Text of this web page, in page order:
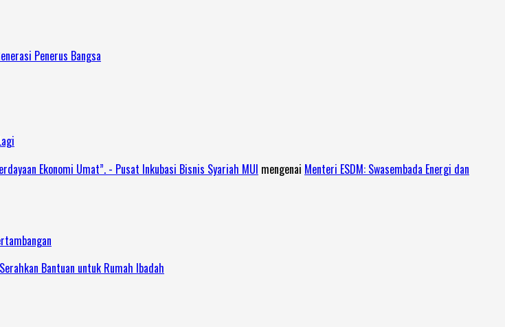
Penerus Bangsa
Ekonomi Umat”. - Pusat Inkubasi Bisnis Syariah MUI mengenai Menteri ESDM: Swasembada Energi dan
Bantuan untuk Rumah Ibadah